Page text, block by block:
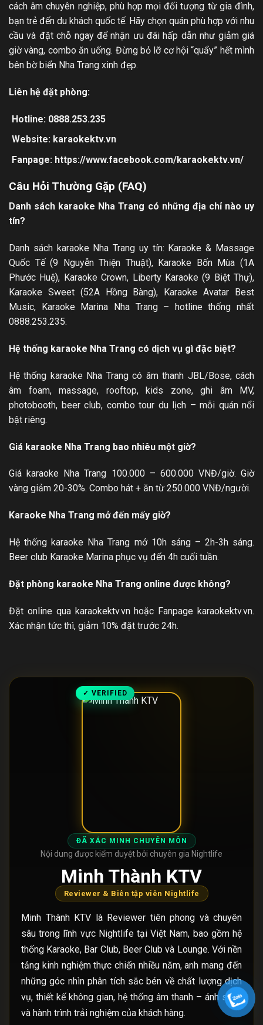
cách âm chuyên nghiệp, phù hợp mọi đối tượng từ gia đình,
bạn trẻ đến du khách quốc tế. Hãy chọn quán phù hợp với nhu
cầu và đặt chỗ ngay để nhận ưu đãi hấp dẫn như giảm giá
giờ vàng, combo ăn uống. Đừng bỏ lỡ cơ hội “quẩy” hết mình
bên bờ biển Nha Trang xinh đẹp.
Liên hệ đặt phòng:
Hotline: 0888.253.235
Website: karaokektv.vn
Fanpage: https://www.facebook.com/karaokektv.vn/
Câu Hỏi Thường Gặp (FAQ)
Danh sách karaoke Nha Trang có những địa chỉ nào uy
tín?
Danh sách karaoke Nha Trang uy tín: Karaoke & Massage
Quốc Tế (9 Nguyễn Thiện Thuật), Karaoke Bốn Mùa (1A
Phước Huệ), Karaoke Crown, Liberty Karaoke (9 Biệt Thự),
Karaoke Sweet (52A Hồng Bàng), Karaoke Avatar Best
Music, Karaoke Marina Nha Trang – hotline thống nhất
0888.253.235.
Hệ thống karaoke Nha Trang có dịch vụ gì đặc biệt?
Hệ thống karaoke Nha Trang có âm thanh JBL/Bose, cách
âm foam, massage, rooftop, kids zone, ghi âm MV,
photobooth, beer club, combo tour du lịch – mỗi quán nổi
bật riêng.
Giá karaoke Nha Trang bao nhiêu một giờ?
Giá karaoke Nha Trang 100.000 – 600.000 VNĐ/giờ. Giờ
vàng giảm 20-30%. Combo hát + ăn từ 250.000 VNĐ/người.
Karaoke Nha Trang mở đến mấy giờ?
Hệ thống karaoke Nha Trang mở 10h sáng – 2h-3h sáng.
Beer club Karaoke Marina phục vụ đến 4h cuối tuần.
Đặt phòng karaoke Nha Trang online được không?
Đặt online qua karaokektv.vn hoặc Fanpage karaokektv.vn.
Xác nhận tức thì, giảm 10% đặt trước 24h.
✓ VERIFIED
ĐÃ XÁC MINH CHUYÊN MÔN
Nội dung được kiểm duyệt bởi chuyên gia Nightlife
Minh Thành KTV
Reviewer & Biên tập viên Nightlife
Minh Thành KTV là Reviewer tiên phong và chuyên
sâu trong lĩnh vực Nightlife tại Việt Nam, bao gồm hệ
thống Karaoke, Bar Club, Beer Club và Lounge. Với nền
tảng kinh nghiệm thực chiến nhiều năm, anh mang đến
những góc nhìn phân tích sắc bén về chất lượng dịch
vụ, thiết kế không gian, hệ thống âm thanh – ánh sáng
và hành trình trải nghiệm của khách hàng.